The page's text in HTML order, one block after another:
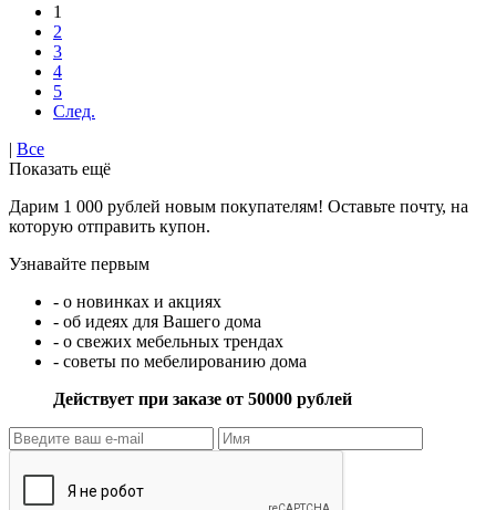
1
2
3
4
5
След.
| Все
Показать ещё
Дарим 1 000 рублей новым покупателям! Оставьте почту, на
которую отправить купон.
Узнавайте первым
- о новинках и акциях
- об идеях для Вашего дома
- о свежих мебельных трендах
- советы по мебелированию дома
Действует при заказе от 50000 рублей